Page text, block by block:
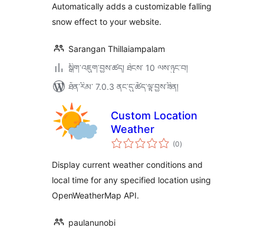
Automatically adds a customizable falling
snow effect to your website.
Sarangan Thillaiampalam
སྒྲིག་འཇུག་བྱས་ཚད། ཐེངས་ 10 ལས་ཉུང་བ།
ཐོན་རིམ་ 7.0.3 ནང་དུ་ཚོད་ལྟ་བྱས་ཟིན།
Custom Location
Weather
(0གདེང་
འཇོག་
ཚང་།
)
Display current weather conditions and
local time for any specified location using
OpenWeatherMap API.
paulanunobi